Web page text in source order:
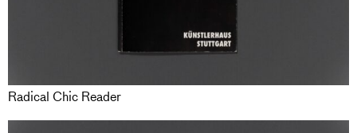
Radical Chic Reader